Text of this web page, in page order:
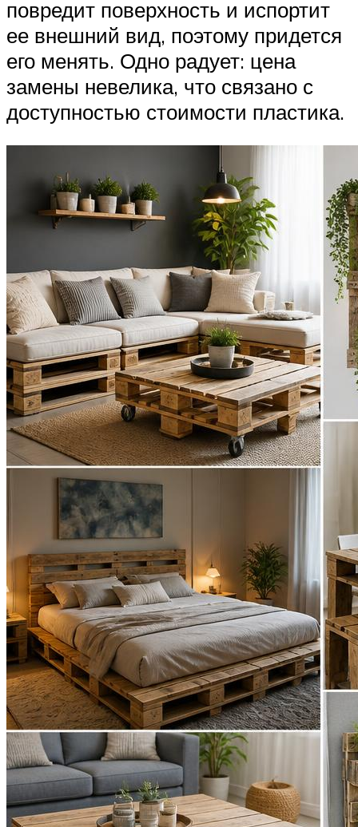
повредит поверхность и испортит
ее внешний вид, поэтому придется
его менять. Одно радует: цена
замены невелика, что связано с
доступностью стоимости пластика.